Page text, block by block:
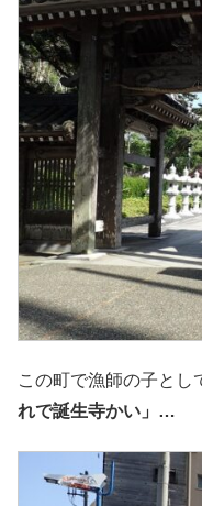
この町で漁師の子とし
れで誕生寺かい」…